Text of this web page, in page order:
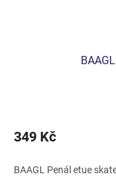
349 Kč
BAAGL Penál etue